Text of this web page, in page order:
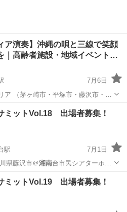
ア演奏】沖縄の唄と三線で笑顔
｜高齢者施設・地域イベント…
7月6日
ア （茅ヶ崎市・平塚市・藤沢市・…
ンサート/ショー 三線
ミットVol.18 出場者募集！
駅
7月1日
トとは… 神奈川県藤沢市＠湘南台市民シアターホ
スポーツ ダンスコンテスト
ミットVol.19 出場者募集！